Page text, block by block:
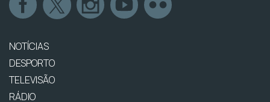
NOTÍCIAS
DESPORTO
TELEVISÃO
RÁDIO